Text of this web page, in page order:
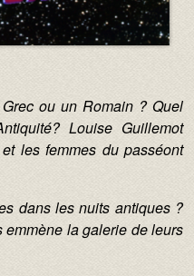
ou un Romain ? Quel
é? Louise Guillemot
les femmes du passéont
dans les nuits antiques ?
emmène la galerie de leurs